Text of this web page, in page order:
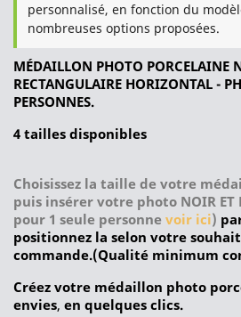
personnalisé, en fonction du
nombreuses options proposées.
MÉDAILLON PHOTO PORCELAINE
RECTANGULAIRE HORIZONTAL -
PERSONNES.
4 tailles disponibles
Choisissez la taille de votre
puis insérer votre photo NOIR
pour 1 seule personne voir ici)
positionnez la selon votre
commande.(Qualité minimum
Créez votre médaillon photo
envies, en quelques clics.